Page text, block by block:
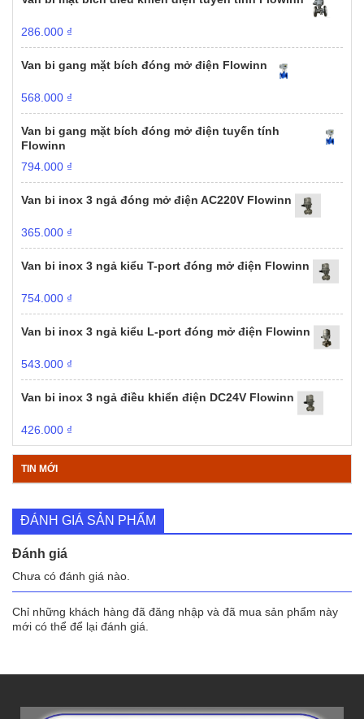
286.000 ₫
Van bi gang mặt bích đóng mở điện Flowinn
568.000 ₫
Van bi gang mặt bích đóng mở điện tuyến tính
Flowinn
794.000 ₫
Van bi inox 3 ngả đóng mở điện AC220V Flowinn
365.000 ₫
Van bi inox 3 ngả kiểu T-port đóng mở điện Flowinn
754.000 ₫
Van bi inox 3 ngả kiểu L-port đóng mở điện Flowinn
543.000 ₫
Van bi inox 3 ngả điều khiển điện DC24V Flowinn
426.000 ₫
TIN MỚI
ĐÁNH GIÁ SẢN PHẨM
Đánh giá
Chưa có đánh giá nào.
Chỉ những khách hàng đã đăng nhập và đã mua sản phẩm này
mới có thể để lại đánh giá.